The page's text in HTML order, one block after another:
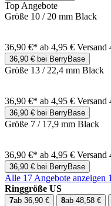
Top Angebote
Größe 10 / 20 mm Black
36,90 €* ab 4,95 € Versand
36,90 € bei BerryBase
Größe 13 / 22,4 mm Black
36,90 €* ab 4,95 € Versand
36,90 € bei BerryBase
Größe 7 / 17,9 mm Black
36,90 €* ab 4,95 € Versand
36,90 € bei BerryBase
Alle 17 Angebote anzeigen
Ringgröße US
7ab 36,90 € 8ab 48,58 €